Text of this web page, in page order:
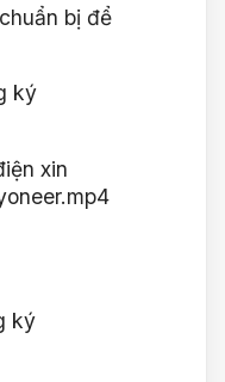
bị để
ký
xin
ký